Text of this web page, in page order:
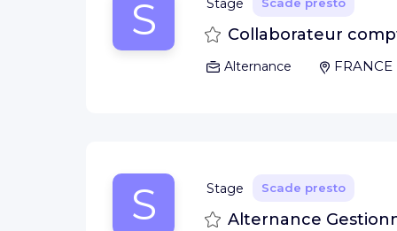
S Stage Scade presto
SalvaCollaborateur
Alternance FRANCE
S Stage Scade presto
SalvaAlternance